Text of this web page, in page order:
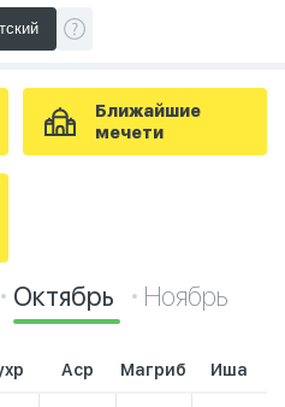
Ближайшие
мечети
Октябрь Ноябрь
Аср Магриб Иша